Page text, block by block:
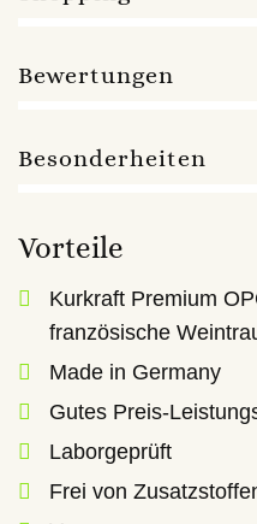
Bewertungen
Besonderheiten
Vorteile
Kurkraft Premium
französische
Made in Germany
Gutes Preis-
Laborgeprüft
Frei von